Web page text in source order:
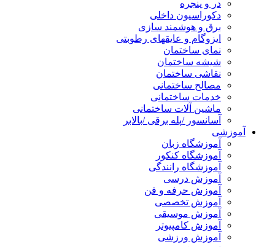
در و پنجره
دکوراسیون داخلی
برق و هوشمند سازی
ایزوگام و عایقهای رطوبتی
نمای ساختمان
شیشه ساختمان
نقاشی ساختمان
مصالح ساختمانی
خدمات ساختمانی
ماشین آلات ساختمانی
آسانسور /پله برقی /بالابر
آموزشی
آموزشگاه زبان
آموزشگاه کنکور
آموزشگاه رانندگی
آموزش درسی
آموزش حرفه و فن
آموزش تخصصی
آموزش موسیقی
آموزش کامپیوتر
آموزش ورزشی